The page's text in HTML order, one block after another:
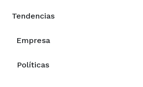
Tendencias
Empresa
Políticas